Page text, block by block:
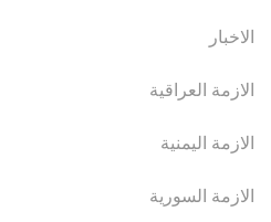
الاخبار
الازمة العراقية
الازمة اليمنية
الازمة السورية